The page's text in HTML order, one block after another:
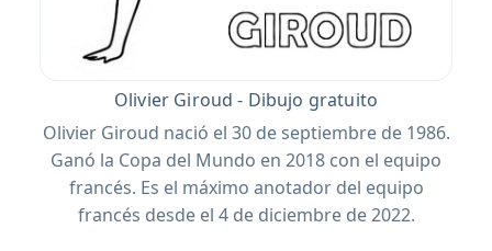
Olivier Giroud - Dibujo gratuito
Olivier Giroud nació el 30 de septiembre de 1986.
Ganó la Copa del Mundo en 2018 con el equipo
francés. Es el máximo anotador del equipo
francés desde el 4 de diciembre de 2022.